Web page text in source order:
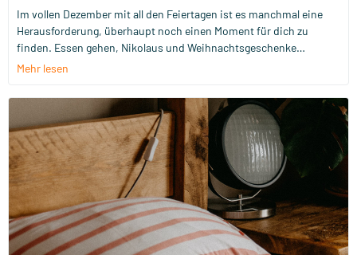
Im vollen Dezember mit all den Feiertagen ist es manchmal eine
Herausforderung, überhaupt noch einen Moment für dich zu
finden. Essen gehen, Nikolaus und Weihnachtsgeschenke
besorgen – neben den täglichen Verpflichtungen – stehen oft im
und daraus Energie ziehst. Wenn dir der Dezemberstress aber
nicht unbekannt ist, dann sollte Entspannung unserer Meinung
nach einen festen Platz im Kalender bekommen. Denn neben
gesunder Ernährung, angenehmer Bewegung und gutem Schlaf ist
tägliche Entspannung mindestens genauso wichtig, um deinen
Körper mit dem zu versorgen, was er braucht. In diesem Blog
schauen wir uns an, welchen Effekt Entspannung tatsächlich auf
unseren Körper hat, und erklären, welche Rolle unser
Nervensystem dabei spielt.
Mehr lesen